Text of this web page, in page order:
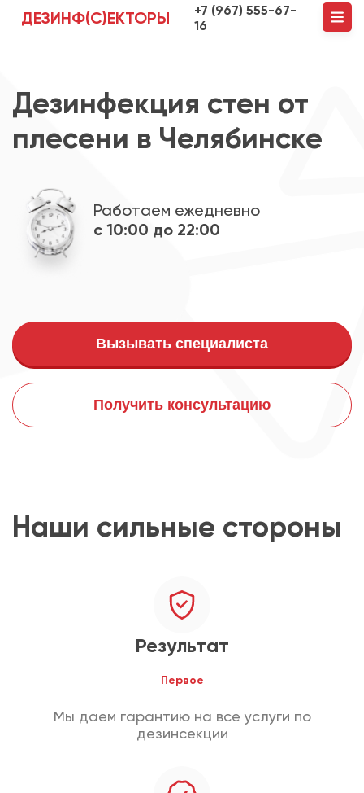
ДЕЗИНФ(С)ЕКТОРЫ
+7 (967) 555-67-
16
Дезинфекция стен от
плесени в Челябинске
Работаем ежедневно
с 10:00 до 22:00
Вызывать специалиста
Получить консультацию
Наши сильные стороны
Результат
Первое
Мы даем гарантию на все услуги по
дезинсекции